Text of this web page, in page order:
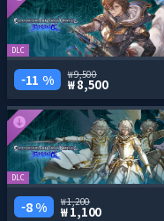
DLC
11 % 9,500
8,500
DLC
8 % 1,200
1,100